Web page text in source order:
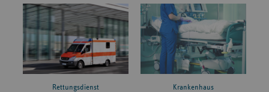
Rettungsdienst Krankenhaus